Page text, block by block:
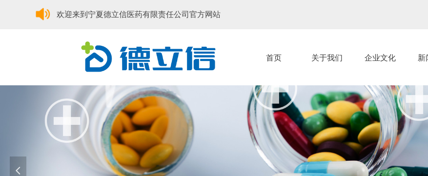
欢迎来到宁夏德立信医药有限责任公司官方网站
首页 关于我们 企业文化 新
넳